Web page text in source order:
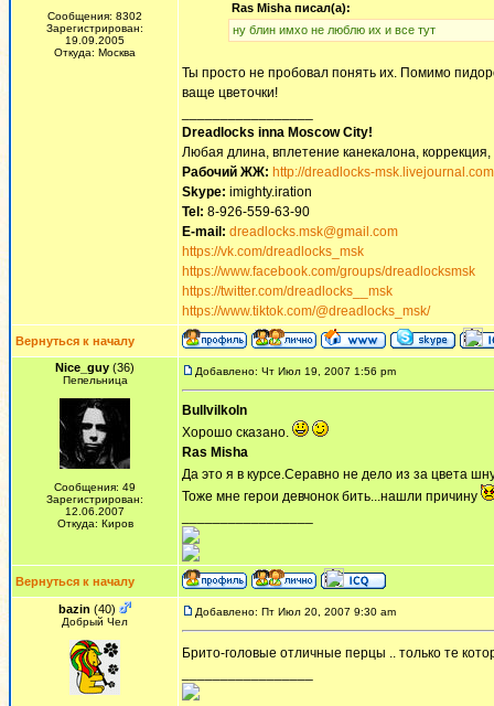
Сообщения: 8302
Зарегистрирован:
19.09.2005
Откуда: Москва
Ras Misha писал(а):
ну блин имхо не люблю их и все тут
Ты просто не пробовал понять их. Помимо
ваще цветочки!
Dreadlocks inna Moscow Сity!
Любая длина, вплетение канекалона,
Рабочий ЖЖ: http://dreadlocks-
Skype: imighty.iration
Tel: 8-926-559-63-90
E-mail: dreadlocks.msk@gmail.com
https://vk.com/dreadlocks_msk
https://www.facebook.com/groups/dreadlocksmsk
https://twitter.com/dreadlocks__msk
https://www.tiktok.com/@dreadlocks_msk/
Вернуться к началу
Nice_guy (36)
Пепельница
Сообщения: 49
Зарегистрирован:
12.06.2007
Откуда: Киров
Добавлено: Чт Июл 19, 2007 1:56 pm
Bullvilkoln
Хорошо сказано.
Ras Misha
Да это я в курсе.Серавно не дело из за цвета
Тоже мне герои девчонок бить...нашли причину
Вернуться к началу
bazin (40)
Добрый Чел
Добавлено: Пт Июл 20, 2007 9:30 am
Брито-головые отличные перцы .. только те